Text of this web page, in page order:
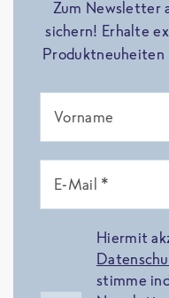
Zum Newsletter
sichern! Erhalte
Produktneuheiten
Vorname
E-Mail *
Hiermit
stimme